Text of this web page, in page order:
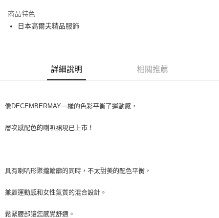
全家取貨付款
每筆NT$60
商品特色
日本高爾夫精品服飾
詳細說明 相關推薦
像DECEMBERMAY一樣的色彩平衡了運動感，
層次感配色的喇叭裙現已上市！
具有喇叭形聚攏輪廓的同時，不太甜美的配色平衡，
兼顧運動感和女性氣質的混合設計。
鬆緊腰部讓您感覺舒適。